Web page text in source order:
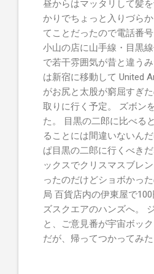
昼からはマッタリして髪
かりでちょっと入りづら
てことだったので電話番
小山の店に山手線・目黒
で若干雰囲気が昔と違う
は新宿に移動して United
がお尻と太股が窮屈すぎ
取りに行く予定。 ズボン
た。 目黒の二郎に比べる
ることには間違いないん
ぱ目黒の二郎に行くべき
ックスでクリスマスブレ
ったのだけどショボかっ
局 百貨店内の伊東屋で
ズスクエアのハンズへ。
と、ご意見番が宇宙ボッ
だが、帰ってつかってみ